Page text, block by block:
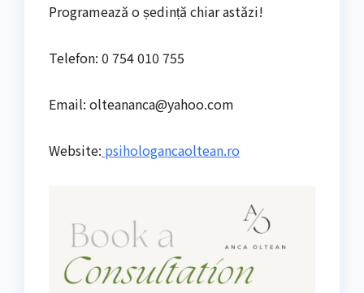
Programează o ședință chiar astăzi!
Telefon: 0 754 010 755
Email: olteananca@yahoo.com
Website: psihologancaoltean.ro